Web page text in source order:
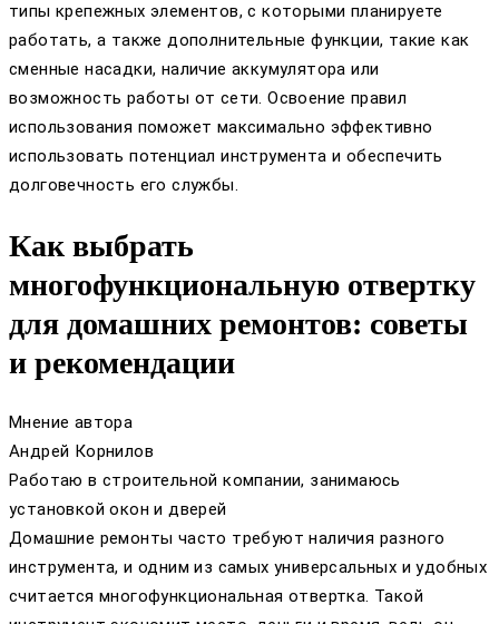
типы крепежных элементов, с которыми планируете
работать, а также дополнительные функции, такие как
сменные насадки, наличие аккумулятора или
возможность работы от сети. Освоение правил
использования поможет максимально эффективно
использовать потенциал инструмента и обеспечить
долговечность его службы.
Как выбрать
многофункциональную отвертку
для домашних ремонтов: советы
и рекомендации
Мнение автора
Андрей Корнилов
Работаю в строительной компании, занимаюсь
установкой окон и дверей
Домашние ремонты часто требуют наличия разного
инструмента, и одним из самых универсальных и удобных
считается многофункциональная отвертка. Такой